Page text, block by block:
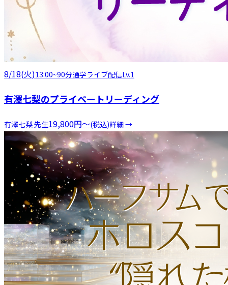
8/18(火)13:00~90分通学ライブ配信Lv.1
有澤七梨のプライベートリーディング
有澤七梨先生19,800円〜(税込)詳細 →